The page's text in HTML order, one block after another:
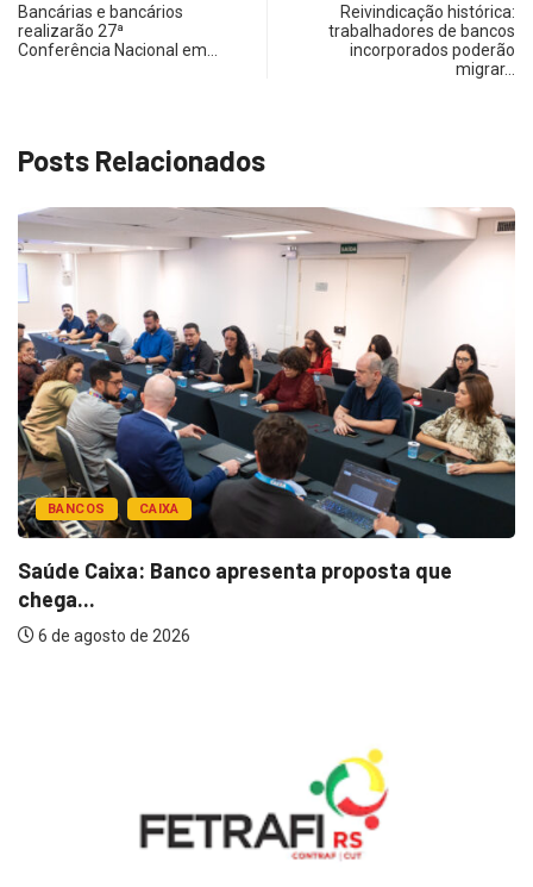
Bancárias e bancários
realizarão 27ª
Conferência Nacional em…
Reivindicação histórica:
trabalhadores de bancos
incorporados poderão
migrar…
Posts Relacionados
BANCOS CAIXA
Saúde Caixa: Banco apresenta proposta que
chega...
6 de agosto de 2026